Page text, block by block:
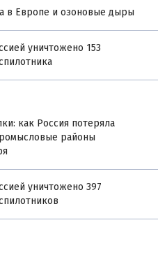
в Европе и озоновые дыры
уничтожено 153
как Россия потеряла
районы
уничтожено 397